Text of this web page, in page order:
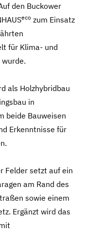
den Buckower
eco zum Einsatz
für Klima‑ und
als Holzhybridbau
in
beide Bauweisen
Erkenntnisse für
Felder setzt auf ein
am Rand des
sowie einem
Ergänzt wird das